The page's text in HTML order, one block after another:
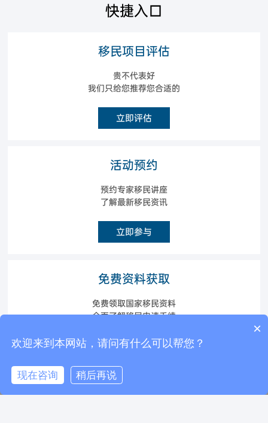
快捷入口
移民项目评估
贵不代表好
我们只给您推荐您合适的
立即评估
活动预约
预约专家移民讲座
了解最新移民资讯
立即参与
免费资料获取
免费领取国家移民资料
全面了解移民申请手续
立即获取
电话咨询 在线咨询
现在有优惠活动么？×
欢迎来到本网站，请问有什么可以帮您？
现在咨询 稍后再说